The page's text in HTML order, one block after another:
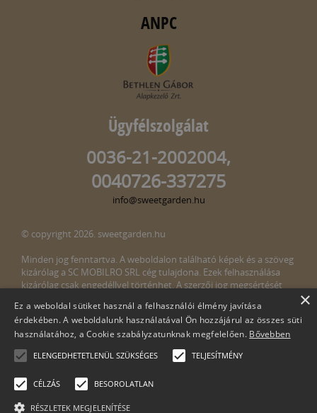
ANPC
Ügyfélszolgálat
0036-21-2002004,
0040726-337275
info@sweetgarden.hu
© copyright 2026. sweetgarden.hu
Minden jog fenntartva. A weboldalon található képek és a szöveg
kizárólag a SC MOBILRO SRL cég tulajdona. Ezek felhasználása
kizárólag csak engedéllyel történhet. A szerzői jog megsértését
megsértését észlelné, kérjük, jelezze ezt felénk a következő e-mail
címen:info@sweetgarden.hu
×
Ez a weboldal sütiket használ a felhasználói élmény javítása
érdekében. A weboldalunk használatával Ön hozzájárul az összes süti
használatához, a Cookie szabályzatunknak megfelelően. Bővebben
ELENGEDHETETLENÜL SZÜKSÉGES TELJESÍTMÉNY
CÉLZÁS BESOROLATLAN
RÉSZLETEK MEGJELENÍTÉSE